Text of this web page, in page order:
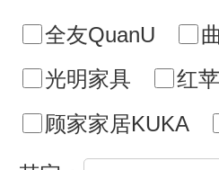
全友QuanU
光明家具
红
顾家家居KUKA